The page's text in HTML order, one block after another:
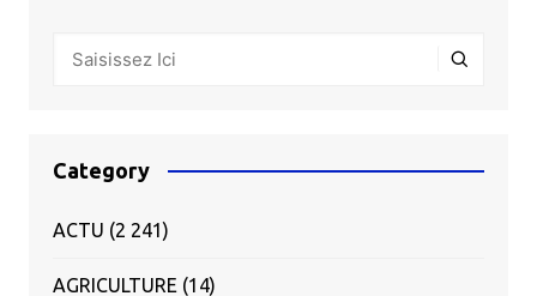
Category
ACTU (2 241)
AGRICULTURE (14)